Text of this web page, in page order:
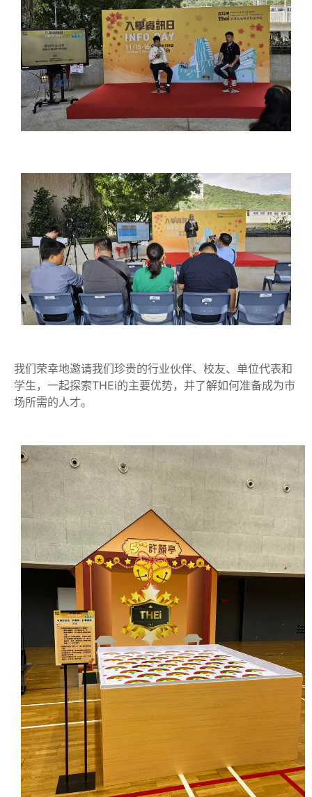
我们荣幸地邀请我们珍贵的行业伙伴、校友、单位代表和
学生，一起探索THEi的主要优势，并了解如何准备成为市
场所需的人才。